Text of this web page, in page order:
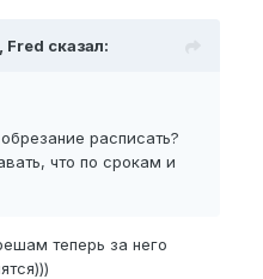
сказал:
расписать?
что по срокам и
теперь за него